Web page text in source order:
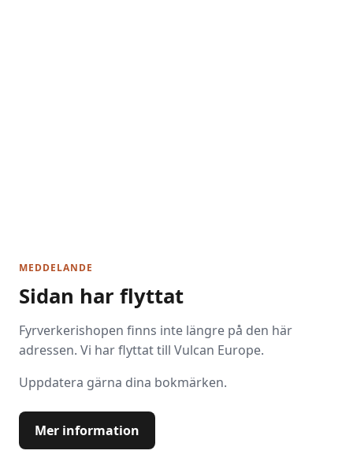
MEDDELANDE
Sidan har flyttat
Fyrverkerishopen finns inte längre på den här
adressen. Vi har flyttat till Vulcan Europe.
Uppdatera gärna dina bokmärken.
Mer information